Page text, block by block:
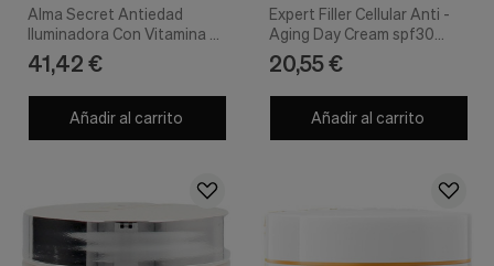
Alma Secret Antiedad
Iluminadora Con Vitamina C,
Ginseng Y Moringa Spf30
50Ml
41,42 €
Añadir al carrito
Expert Filler Cellular Anti -
Aging Day Cream spf30
50ml - Nivea
20,55 €
Añadir al carrito